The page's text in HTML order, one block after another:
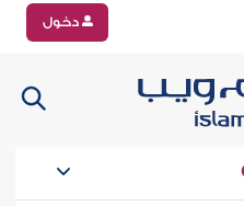
دخول